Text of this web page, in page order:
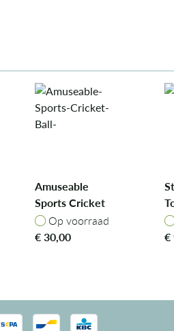
Amuseable
Sports Cricket
BallOp voorraad
Op voorraad
€30,00
€